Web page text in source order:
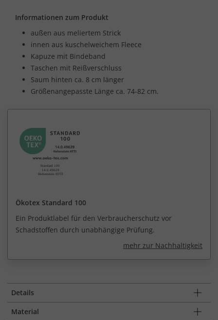
Informationen zum Produkt
außen aus meliertem Strick
innen aus kuschelweichem Fleece
Kapuze mit Bindeband
Taschen mit Reißverschluss
Saum hinten ca. 8 cm länger
Größenangepasste Länge ca. 74-82 cm.
Ökotex Standard 100
Ein Produktlabel für den Verbraucherschutz vor
Schadstoffen durch unabhängige Prüfung.
mehr zur Nachhaltigkeit
Details
Material